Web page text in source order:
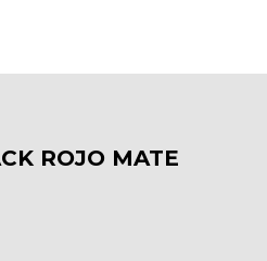
ROJO MATE